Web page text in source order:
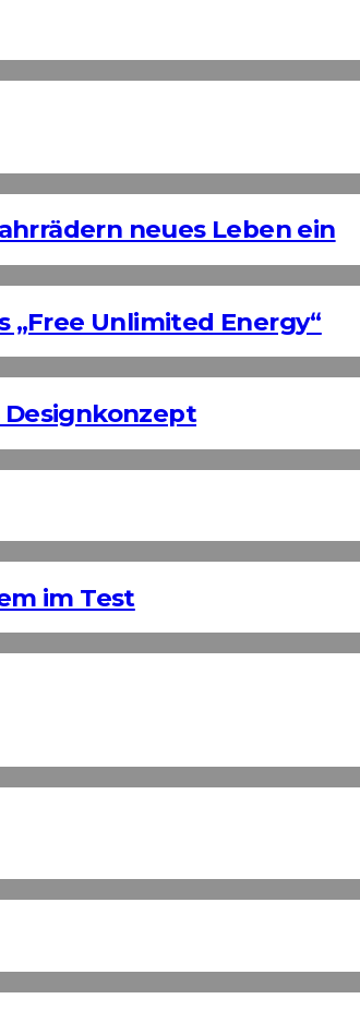
neues Leben ein
„Free Unlimited Energy“
Designkonzept
im Test